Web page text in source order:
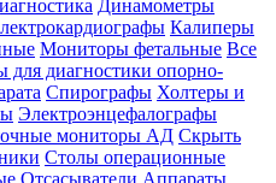
Динамометры
Калиперы
Мониторы фетальные Все
для диагностики опорно-
Спирографы Холтеры и
Электроэнцефалографы
мониторы АД Скрыть
Столы операционные
Отсасыватели Аппараты